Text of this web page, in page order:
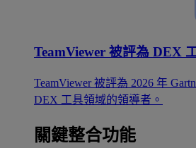
TeamViewer 被評為 DEX
TeamViewer 被評為 2026 年
DEX 工具領域的領導者。
關鍵整合功能